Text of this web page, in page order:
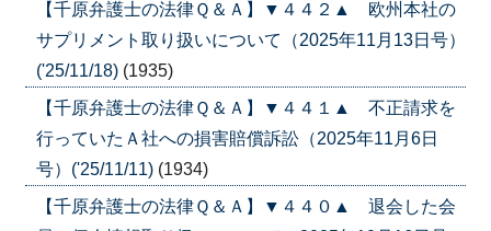
【千原弁護士の法律Ｑ＆Ａ】▼４４２▲ 欧州本社の
サプリメント取り扱いについて（2025年11月13日号）
('25/11/18) (1935)
【千原弁護士の法律Ｑ＆Ａ】▼４４１▲ 不正請求を
行っていたＡ社への損害賠償訴訟（2025年11月6日
号）('25/11/11) (1934)
【千原弁護士の法律Ｑ＆Ａ】▼４４０▲ 退会した会